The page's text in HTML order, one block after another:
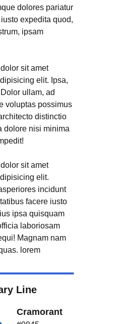
dolores pariatur
expedita quod,
ipsam
sit amet
elit. Ipsa,
ullam, ad
voluptas possimus
distinctio
dolore nisi minima
sit amet
elit.
incidunt
facere iusto
ipsa quisquam
laboriosam
Magnam nam
lorem
Line
Cramorant